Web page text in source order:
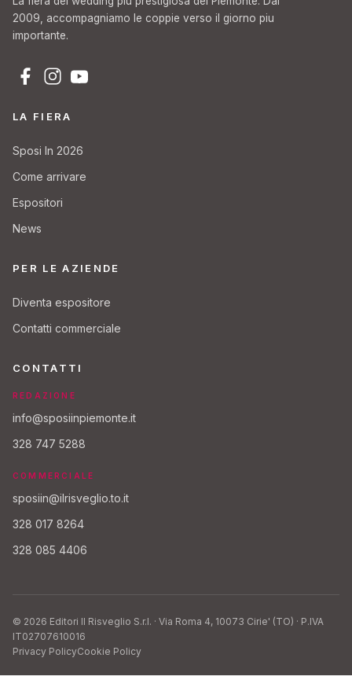
2009, accompagniamo le coppie verso il giorno piu
importante.
LA FIERA
Sposi In 2026
Come arrivare
Espositori
News
PER LE AZIENDE
Diventa espositore
Contatti commerciale
CONTATTI
REDAZIONE
info@sposiinpiemonte.it
328 747 5288
COMMERCIALE
sposiin@ilrisveglio.to.it
328 017 8264
328 085 4406
© 2026 Editori Il Risveglio S.r.l. · Via Roma 4, 10073 Cirie' (TO) · P.IVA
IT02707610016
Privacy PolicyCookie Policy